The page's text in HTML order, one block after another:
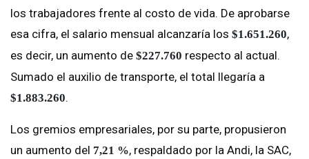
los trabajadores frente al costo de vida. De aprobarse
esa cifra, el salario mensual alcanzaría los $1.651.260,
es decir, un aumento de $227.760 respecto al actual.
Sumado el auxilio de transporte, el total llegaría a
$1.883.260.
Los gremios empresariales, por su parte, propusieron
un aumento del 7,21 %, respaldado por la Andi, la SAC,